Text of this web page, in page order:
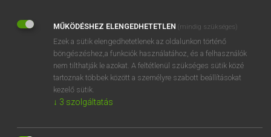
admixture
admonish
admonition
SZOTAR.NET APPLIKÁCIÓ
MŰKÖDÉSHEZ ELENGEDHETETLEN (mindig szükséges)
Ezek a sütik elengedhetetlenek az oldalunkon történő
böngészéshez,a funkciók használatához, és a felhasználók
nem tilthatják le azokat. A feltétlenül szükséges sütik közé
tartoznak többek között a személyre szabott beállításokat
kezelő sütik.
↓ 3 szolgáltatás